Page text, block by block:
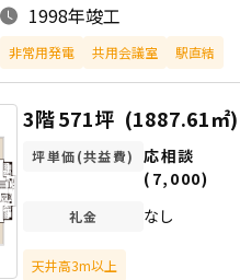
1998年竣工
非常用発電 共用会議室 駅直結
3階571坪 (1887.61㎡)
坪単価(共益費)
応相談
(7,000)
礼金 なし
天井高3m以上